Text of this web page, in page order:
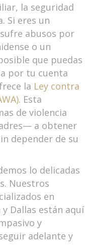
la seguridad
Si eres un
abusos por
o un
que puedas
por tu cuenta
la Ley contra
. Esta
de violencia
a obtener
depender de su
lo delicadas
Nuestros
en
Dallas están aquí
y
adelante y